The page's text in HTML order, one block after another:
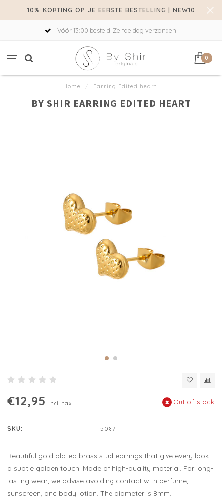
10% KORTING OP JE EERSTE BESTELLING | NEW10
Vóór 13:00 besteld. Zelfde dag verzonden!
0
Home / Earring Edited heart
BY SHIR EARRING EDITED HEART
€12,95 Incl. tax Out of stock
SKU: 5087
Beautiful gold-plated brass stud earrings that give every look
a subtle golden touch. Made of high-quality material. For long-
lasting wear, we advise avoiding contact with perfume,
sunscreen, and body lotion. The diameter is 8mm.